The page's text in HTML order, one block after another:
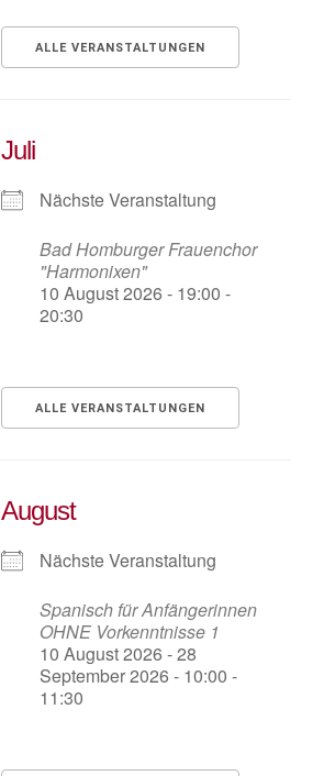
ALLE VERANSTALTUNGEN
Juli
Nächste Veranstaltung
Bad Homburger Frauenchor
"Harmonixen"
10 August 2026 - 19:00 -
20:30
ALLE VERANSTALTUNGEN
August
Nächste Veranstaltung
Spanisch für Anfängerinnen
OHNE Vorkenntnisse 1
10 August 2026 - 28
September 2026 - 10:00 -
11:30